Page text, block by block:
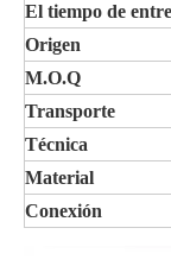
El tiempo de
Origen
M.O.Q
Transporte
Técnica
Material
Conexión